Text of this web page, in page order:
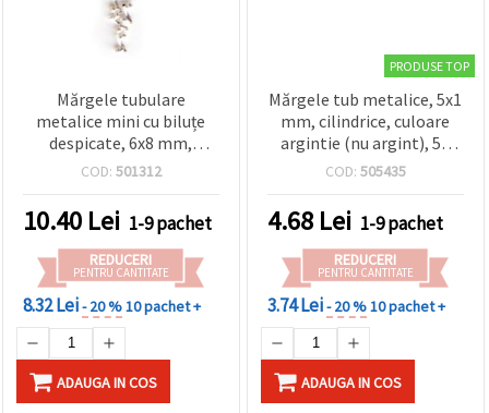
Mărgele tubulare
metalice mini cu biluțe
despicate, 6x8 mm,
culoare albă - 20 bucăți
COD: 501312
10.40 Lei 1-9 pachet
REDUCERI
PENTRU CANTITATE
8.32 Lei- 20 %10 pachet +
ADAUGA IN COS
PRODUSE TOP
Mărgele tub metalice, 5x1
mm, cilindrice, culoare
argintie (nu argint), 50
buc. – conectori și
bijuterii, brățări, coliere și
proiecte DIY
COD: 505435
4.68 Lei 1-9 pachet
REDUCERI
PENTRU CANTITATE
3.74 Lei- 20 %10 pachet +
ADAUGA IN COS